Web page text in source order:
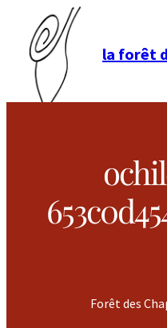
la forêt
Forêt des